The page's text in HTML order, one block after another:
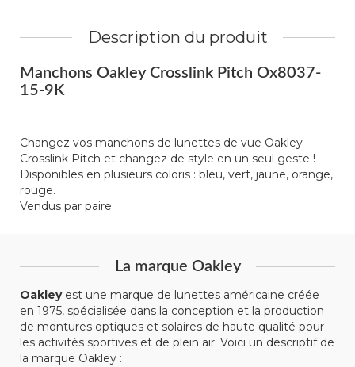
Description du produit
Manchons Oakley Crosslink Pitch Ox8037-
15-9K
Changez vos manchons de lunettes de vue Oakley
Crosslink Pitch et changez de style en un seul geste !
Disponibles en plusieurs coloris : bleu, vert, jaune, orange,
rouge.
Vendus par paire.
La marque Oakley
Oakleyest une marque de lunettes américaine créée
en 1975, spécialisée dans la conception et la production
de montures optiques et solaires de haute qualité pour
les activités sportives et de plein air. Voici un descriptif de
la marque Oakley :